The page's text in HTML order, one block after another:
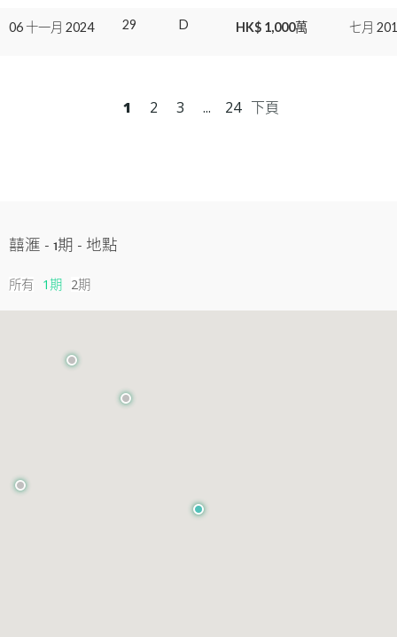
06 十一月 2024 29 D HK$ 1,000萬 七月
1 2 3 ... 24 下頁
囍滙 - 1期 - 地點
所有 1期 2期